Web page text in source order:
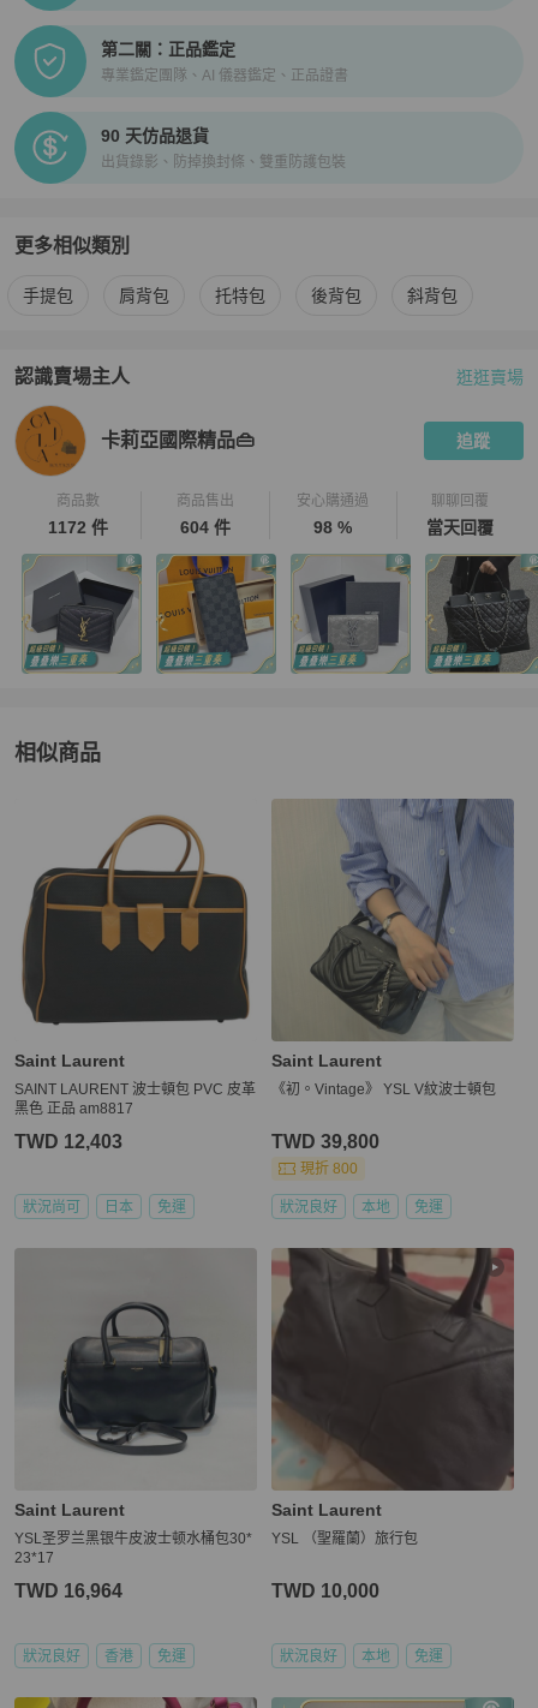
第二關：正品鑑定
專業鑑定團隊、AI 儀器鑑定、正品證書
90 天仿品退貨
出貨錄影、防掉換封條、雙重防護包裝
更多相似類別
更多Saint Laurent女包 相似商品推薦
手提包 肩背包 托特包 後背包 斜背包
認識賣場主人
PopChill 拍拍圈嚴選賣家
逛逛賣場
卡莉亞國際精品👜 追蹤
商品數
1172 件
商品售出
604 件
安心購通過
98 %
聊聊回覆
當天回覆
相似商品
推薦精品
Saint Laurent
SAINT LAURENT 波士頓包 PVC 皮革
黑色 正品 am8817
TWD 12,403
狀況尚可 日本 免運
Saint Laurent
《初。Vintage》 YSL V紋波士頓包
TWD 39,800
現折 800
狀況良好 本地 免運
Saint Laurent
YSL圣罗兰黑银牛皮波士顿水桶包30*
23*17
TWD 16,964
狀況良好 香港 免運
Saint Laurent
YSL （聖羅蘭）旅行包
TWD 10,000
狀況良好 本地 免運